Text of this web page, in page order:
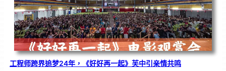
跨
国
友
谊
工程师跨界追梦24年，《好好再一起》芙中引亲情共鸣